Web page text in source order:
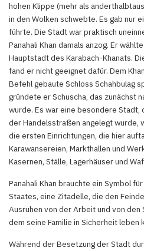
hohen Klippe (mehr als
in den Wolken schwebte. Es gab nur
führte. Die Stadt war praktisch
Panahali Khan damals anzog. Er
Hauptstadt des Karabach-Khanats.
fand er nicht geeignet dafür. Dem
Befehl gebaute Schloss Schahbulag
gründete er Schuscha, das zunächst
wurde. Es war eine besondere Stadt,
der Handelsstraßen angelegt wurde,
die ersten Einrichtungen, die hier
Karawansereien, Markthallen und
Kasernen, Ställe, Lagerhäuser und
Panahali Khan brauchte ein Symbol
Staates, eine Zitadelle, die den
Ausruhen von der Arbeit und von den
dem seine Familie in Sicherheit leben
Während der Besetzung der Stadt